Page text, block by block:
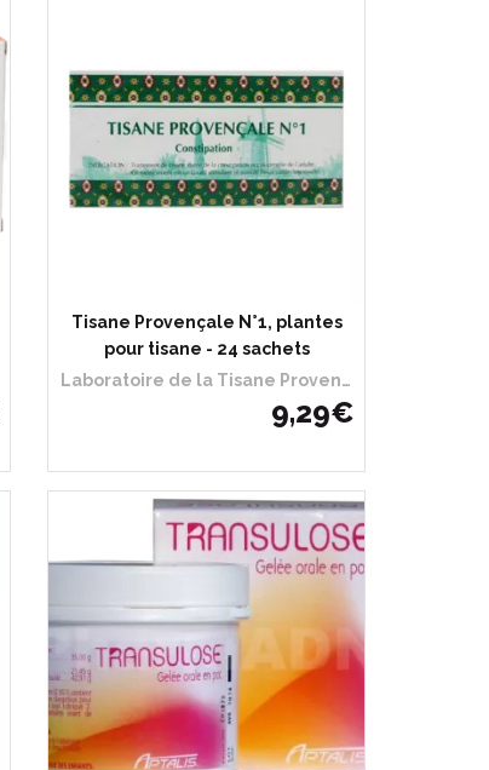
Tisane Provençale N°1, plantes
pour tisane - 24 sachets
Laboratoire de la Tisane Provencale
9,29€